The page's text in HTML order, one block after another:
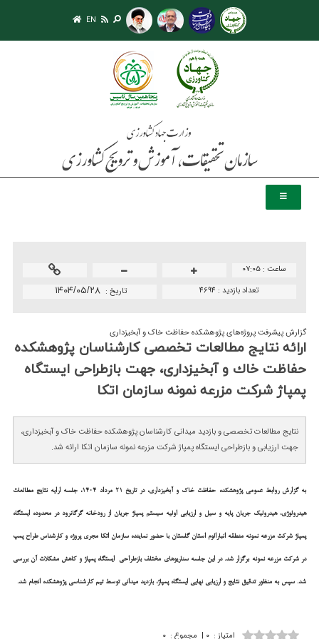
EN
ساعت :۰۷:۰۵
تاريخ : ۱۴۰۴/۰۵/۲۸ تعداد بازدید : 4694
گزارش پیشرفت پروژه‌های پژوهشکده حفاظت خاک و آبخیزداری
ارائه نتایج مطالعات تخصصی كارشناسان پژوهشكده
حفاظت خاك و آبخیزداری، جهت بازطراحی ایستگاه
پمپاژ شركت مزرعه نمونه سازمان اتكا
نتایج مطالعات تخصصی و بازدید میدانی کارشناسان پژوهشکده حفاظت خاک و آبخیزداری،
جهت ارزیابی و بازطراحی ایستگاه پمپاژ شرکت مزرعه نمونه سازمان اتکا ارائه شد.
به گزارش روابط عمومی پژوهشکده حفاظت خاک و آبخیزداری، در تاریخ 21 مرداد 1404، جلسه ارایه نتایج مطالعات
هیدرولوژی، هیدرولیک جریان پایه و سیل و ارزیابی اولیه سیستم پمپاژ جریان از رودخانه گرگانرود در محدوده ایستگاه
پمپاژ شرکت مزرعه نمونه منطقه انبارالوم استان گلستان با حضور نماینده سازمان اتکا مجری پروژه و کارشناس طراح پمپ
در شرکت مزرعه نمونه برگزار شد. در این جلسه سناریوهای مختلف بازطراحی ایستگاه پمپاژ و کاهش مشکلات آن بررسی
شد. سپس به منظور تدقیق نتایج و ارزیابی نهایی ایستگاه پمپاژ، بازدید میدانی توسط تیم کارشناسی پژوهشکده انجام شد.
امتیاز : ۰ | مجموع : ۰